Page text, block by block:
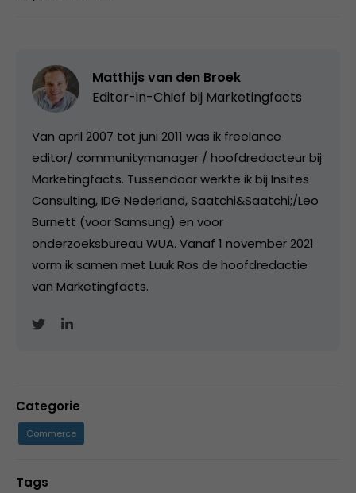
Matthijs van den Broek
Editor-in-Chief bij Marketingfacts
Van april 2007 tot juni 2011 was ik freelance
editor/ communitymanager / hoofdredacteur bij
Marketingfacts. Tussendoor werkte ik bij Insites
Consulting, IDG Nederland, Saatchi&Saatchi;/Leo
Burnett (voor Samsung) en voor
onderzoeksbureau WUA. Vanaf 1 november 2021
vorm ik samen met Luuk Ros de hoofdredactie
van Marketingfacts.
Categorie
Commerce
Tags